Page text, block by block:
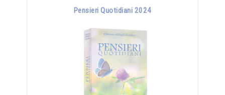
Pensieri Quotidiani 2024